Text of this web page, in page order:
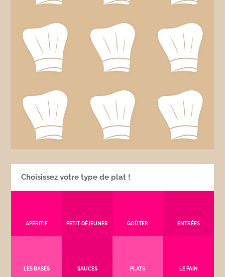
Choisissez votre type de plat !
APÉRITIF PETIT-DÉJEUNER GOÛTER ENTRÉES
LES BASES SAUCES PLATS LE PAIN